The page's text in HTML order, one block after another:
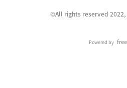
©︎All rights reserved
Powered by